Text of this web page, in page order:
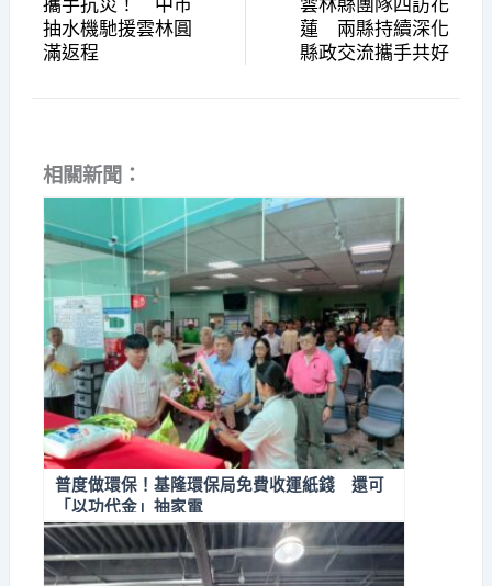
抽水機馳援雲林圓
滿返程
蓮 兩縣持續深化
縣政交流攜手共好
相關新聞：
普度做環保！基隆環保局免費收運紙錢 還可
「以功代金」抽家電